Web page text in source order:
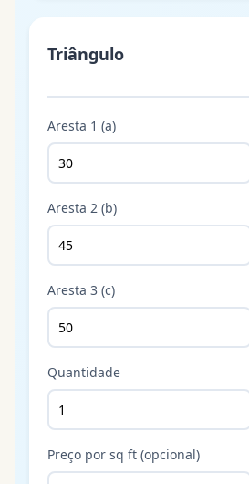
Triângulo
Aresta 1 (a)
Aresta 2 (b)
Aresta 3 (c)
Quantidade
Preço por sq ft (opcional)